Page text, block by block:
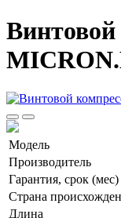
Винтовой
Модель
Производитель
Гарантия, срок (мес)
Страна
Длина